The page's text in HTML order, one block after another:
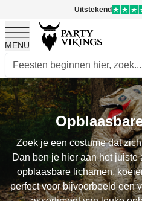
Uitstekend
MENU
Ga naar de inhoud
Zoek je een costume dat
Dan ben je hier aan het
opblaasbare lichamen,
perfect voor bijvoorbeeld een